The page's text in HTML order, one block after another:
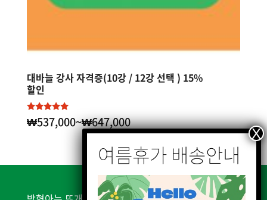
대바늘 강사 자격증(10강 / 12강 선택 ) 15%
할인
5 중에서
5.00
₩537,000~₩647,000